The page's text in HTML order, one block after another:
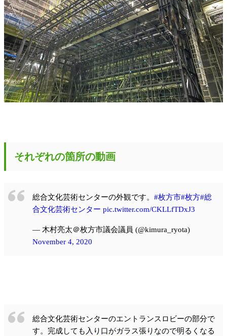
それぞれの箇所の動画
総合文化芸術センターの外観です。 #枚方市#枚方#総
合文化芸術センター pic.twitter.com/CKLLfTDxJ3
— 木村亮太＠枚方市議会議員 (@kimura_ryota)
November 4, 2020
総合文化芸術センターのエントランスロビーの部分で
す。完成しても入り口がガラス張りなので明るくなる